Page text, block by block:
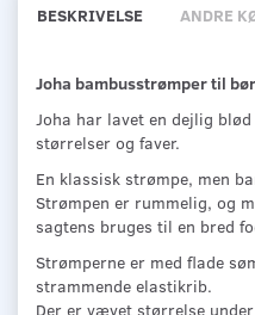
BESKRIVELSE ANDRE
Joha bambusstrømper til
Joha har lavet en dejlig
størrelser og faver.
En klassisk strømpe, men
Strømpen er rummelig, og
sagtens bruges til en bred
Strømperne er med flade
strammende elastikrib.
Der er vævet størrelse